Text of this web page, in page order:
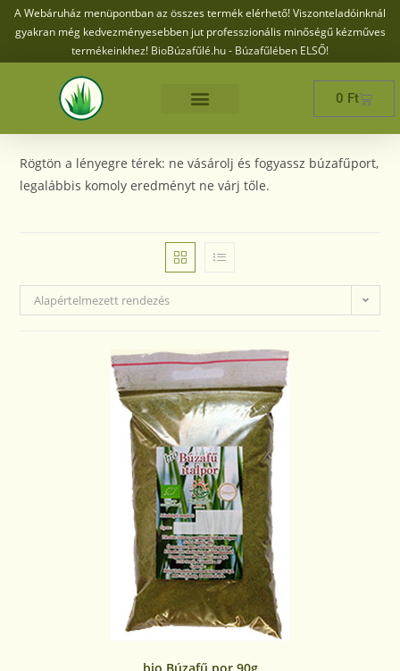
A Webáruház menüpontban az összes termék elérhető! Viszonteladóinknál
gyakran még kedvezményesebben jut professzionális minőségű kézműves
termékeinkhez! BioBúzafűlé.hu - Búzafűlében ELSŐ!
0 Ft
Rögtön a lényegre térek: ne vásárolj és fogyassz búzafűport,
legalábbis komoly eredményt ne várj tőle.
Alapértelmezett rendezés